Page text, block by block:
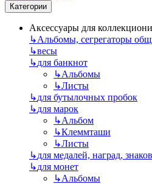
Категории
Аксессуары для
↳Альбомы, сегрегаторы
↳весы
↳для банкнот
↳Альбомы
↳Листы
↳для бутылочных пробок
↳для марок
↳Альбом
↳Клеммташи
↳Листы
↳для медалей, наград,
↳для монет
↳Альбомы